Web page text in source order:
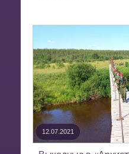
12.07.2021